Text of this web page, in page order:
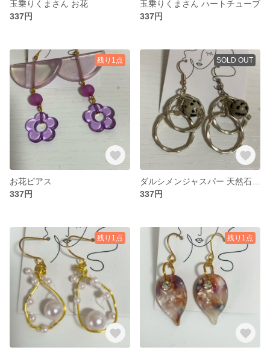
玉乗りくまさん お花
337円
玉乗りくまさん ハートチューブ
337円
残り1点
お花ピアス
337円
SOLD OUT
337円
残り1点 残り1点